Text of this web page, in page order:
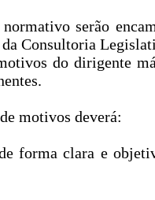
serão
Consultoria
do dirigente
motivos deverá:
forma clara e